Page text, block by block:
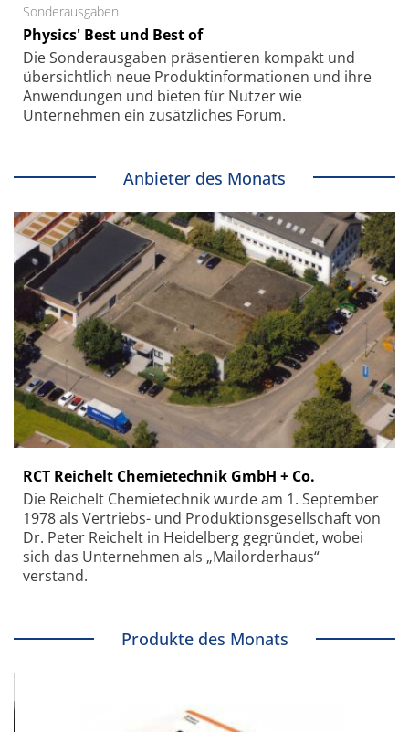
Sonderausgaben
Physics' Best und Best of
Die Sonder­ausgaben präsentieren kompakt und
übersichtlich neue Produkt­informationen und ihre
Anwendungen und bieten für Nutzer wie
Unternehmen ein zusätzliches Forum.
Anbieter des Monats
RCT Reichelt Chemietechnik GmbH + Co.
Die Reichelt Chemietechnik wurde am 1. September
1978 als Vertriebs- und Produktionsgesellschaft von
Dr. Peter Reichelt in Heidelberg gegründet, wobei
sich das Unternehmen als „Mailorderhaus“
verstand.
Produkte des Monats